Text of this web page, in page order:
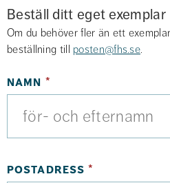
Beställ ditt eget exemplar
Om du behöver fler än ett
beställning till posten@fhs.se.
namn *(obligatorisk)
postadress*